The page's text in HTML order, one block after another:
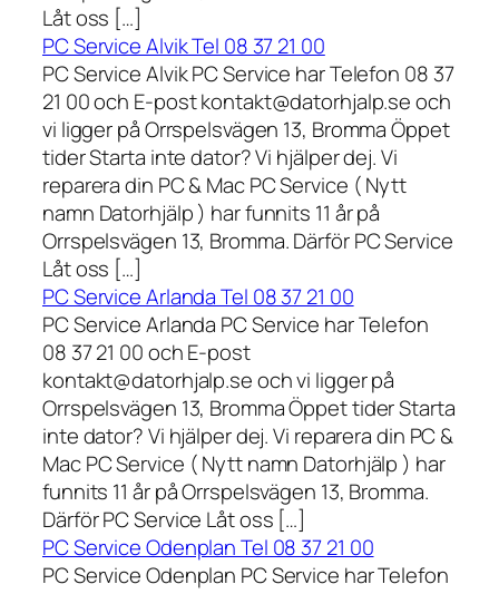
Låt oss […]
PC Service Alvik Tel 08 37 21 00
PC Service Alvik PC Service har Telefon 08 37
21 00 och E-post kontakt@datorhjalp.se och
vi ligger på Orrspelsvägen 13, Bromma Öppet
tider Starta inte dator? Vi hjälper dej. Vi
reparera din PC & Mac PC Service ( Nytt
namn Datorhjälp ) har funnits 11 år på
Orrspelsvägen 13, Bromma. Därför PC Service
Låt oss […]
PC Service Arlanda Tel 08 37 21 00
PC Service Arlanda PC Service har Telefon
08 37 21 00 och E-post
kontakt@datorhjalp.se och vi ligger på
Orrspelsvägen 13, Bromma Öppet tider Starta
inte dator? Vi hjälper dej. Vi reparera din PC &
Mac PC Service ( Nytt namn Datorhjälp ) har
funnits 11 år på Orrspelsvägen 13, Bromma.
Därför PC Service Låt oss […]
PC Service Odenplan Tel 08 37 21 00
PC Service Odenplan PC Service har Telefon